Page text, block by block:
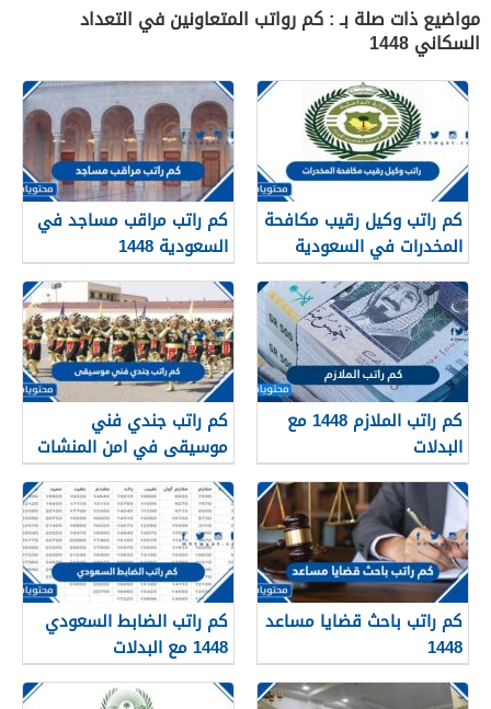
مواضيع ذات صلة بـ : كم رواتب المتعاونين في التعداد
السكاني 1448
كم راتب وكيل رقيب مكافحة
المخدرات في السعودية
1448
كم راتب مراقب مساجد في
السعودية 1448
كم راتب الملازم 1448 مع
البدلات
كم راتب جندي فني
موسيقى في امن المنشات
السعودية 1448
كم راتب باحث قضايا مساعد
1448
كم راتب الضابط السعودي
1448 مع البدلات